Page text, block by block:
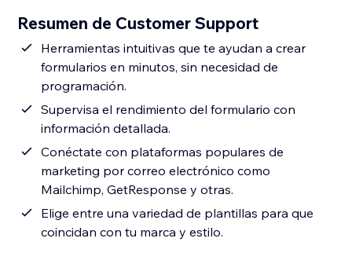
Resumen de Customer Support
Herramientas intuitivas que te ayudan a crear
formularios en minutos, sin necesidad de
programación.
Supervisa el rendimiento del formulario con
información detallada.
Conéctate con plataformas populares de
marketing por correo electrónico como
Mailchimp, GetResponse y otras.
Elige entre una variedad de plantillas para que
coincidan con tu marca y estilo.